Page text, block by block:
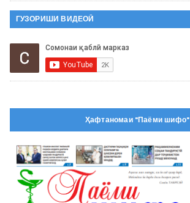
ГУЗОРИШИ ВИДЕОӢ
Ҳафтаномаи "Паёми шифо"